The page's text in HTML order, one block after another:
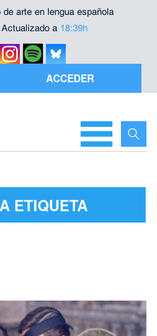
arte en lengua española
a 18:39h
ACCEDER
ETIQUETA